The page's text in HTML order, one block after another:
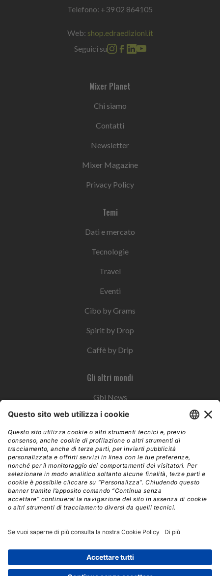
Telefono: +39 02 864105
Web: shop.edraedizioni.it
Seguici su
Mixer Planet
Chi siamo
Contatti
Newsletter
Mixer Magazine
Privacy Policy
Temi
Dati e mercato
Tecnologie
Travel
Eventi
Cibo by Grams
Spirit by Drop
Caffè by Drip
Gli altri mondi
Gbi News
Instoremag
Esplora il gruppo
Edra Edizioni
Edizioni LSWR
LSWR Group
Mixer è un prodotto del network Edra Edizioni. Direzione, amministrazione,
redazione, pubblicità | © Copyright 2026 – Tutti i diritti riservati | Partita IVA e C.F.